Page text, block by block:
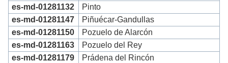
es-md-01281132
Pinto
es-md-01281147
Piñuécar-Gandullas
es-md-01281150
Pozuelo de Alarcón
es-md-01281163
Pozuelo del Rey
es-md-01281179
Prádena del Rincón